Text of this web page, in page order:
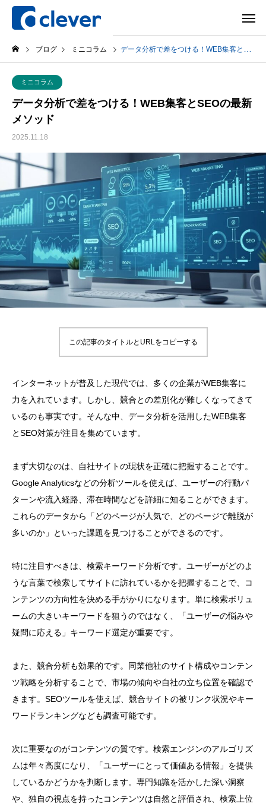
ブログ ミニコラム データ分析で差をつける！WEB集客とSEOの最新メソッド
ミニコラム
データ分析で差をつける！WEB集客とSEOの最新
メソッド
2025.11.18
この記事のタイトルとURLをコピーする
インターネットが普及した現代では、多くの企業がWEB集客に
力を入れています。しかし、競合との差別化が難しくなってきて
いるのも事実です。そんな中、データ分析を活用したWEB集客
とSEO対策が注目を集めています。
まず大切なのは、自社サイトの現状を正確に把握することです。
Google Analyticsなどの分析ツールを使えば、ユーザーの行動パ
ターンや流入経路、滞在時間などを詳細に知ることができます。
これらのデータから「どのページが人気で、どのページで離脱が
多いのか」といった課題を見つけることができるのです。
特に注目すべきは、検索キーワード分析です。ユーザーがどのよ
うな言葉で検索してサイトに訪れているかを把握することで、コ
ンテンツの方向性を決める手がかりになります。単に検索ボリュ
ームの大きいキーワードを狙うのではなく、「ユーザーの悩みや
疑問に応える」キーワード選定が重要です。
また、競合分析も効果的です。同業他社のサイト構成やコンテン
ツ戦略を分析することで、市場の傾向や自社の立ち位置を確認で
きます。SEOツールを使えば、競合サイトの被リンク状況やキー
ワードランキングなども調査可能です。
次に重要なのがコンテンツの質です。検索エンジンのアルゴリズ
ムは年々高度になり、「ユーザーにとって価値ある情報」を提供
しているかどうかを判断します。専門知識を活かした深い洞察
や、独自の視点を持ったコンテンツは自然と評価され、検索上位